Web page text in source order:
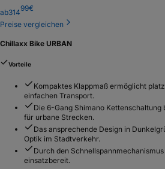
ab31499€
Preise vergleichen
Chillaxx Bike URBAN
Vorteile
Kompaktes Klappmaß ermöglicht
einfachen Transport.
Die 6-Gang Shimano
für urbane Strecken.
Das ansprechende Design in
Optik im Stadtverkehr.
Durch den
einsatzbereit.